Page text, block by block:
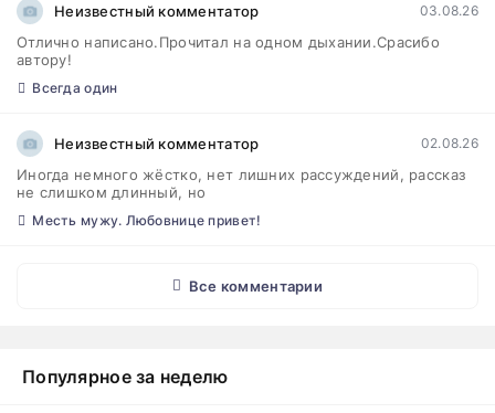
Неизвестный комментатор 03.08.26
Отлично написано.Прочитал на одном дыхании.Срасибо
автору!
Всегда один
Неизвестный комментатор 02.08.26
Иногда немного жёстко, нет лишних рассуждений, рассказ
не слишком длинный, но
Месть мужу. Любовнице привет!
Все комментарии
Популярное за неделю